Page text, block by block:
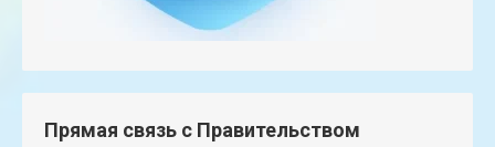
Прямая связь с Правительством